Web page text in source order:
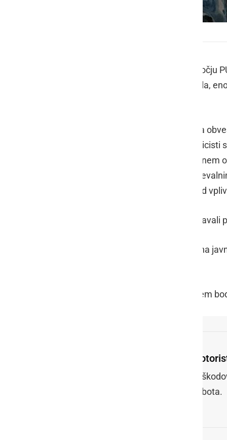
Preteklo nedeljo so policisti na območju
ena oseba hudo telesno poškodovala,
Ob 20.26 uri so bili s strani Centra za
smeri Noršincev padel motorist.
neprilagojene hitrosti, v blagem desnem
hudo telesno poškodoval in bil z
pokazal, da je vozil motorno kolo pod
Na področju kriminalitete so
Javni red in mir je bil kršen dvakrat na
Pogostejše meritve hitrosti z radarjem
Sobota.